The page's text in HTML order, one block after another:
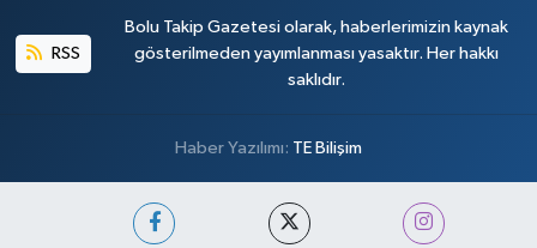
RSS
Bolu Takip Gazetesi olarak, haberlerimizin kaynak
gösterilmeden yayımlanması yasaktır. Her hakkı
saklıdır.
Haber Yazılımı: TE Bilişim